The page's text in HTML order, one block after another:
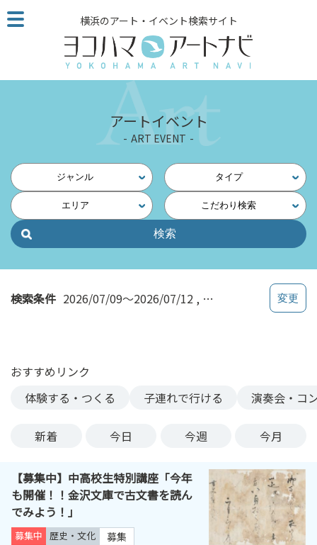
こ
の
ジ
読
他
ペ
の
横浜のアート・イベント検索サイト
アートイベント
ART EVENT
ジャンル タイプ
エリア こだわり検索
検索条件 2026/07/09～2026/07/12 講座・トーク
おすすめリンク
体験する・つくる
子連れで行ける 演奏会・コ
新着 今日 今週 今月
【募集中】中高校生特別講座「今年
も開催！！金沢文庫で古文書を読ん
でみよう！」
募集中 歴史・文化
募集